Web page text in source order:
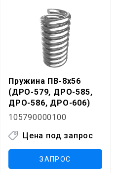
Пружина ПВ-8х56
(ДРО-579, ДРО-585,
ДРО-586, ДРО-606)
105790000100
Цена под запрос
ЗАПРОС